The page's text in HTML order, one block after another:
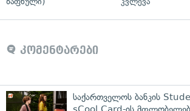
კომენტარები
საქართველოს ბანკის